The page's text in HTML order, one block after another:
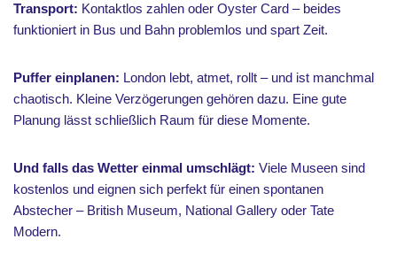
Transport: Kontaktlos zahlen oder Oyster Card – beides
funktioniert in Bus und Bahn problemlos und spart Zeit.
Puffer einplanen: London lebt, atmet, rollt – und ist manchmal
chaotisch. Kleine Verzögerungen gehören dazu. Eine gute
Planung lässt schließlich Raum für diese Momente.
Und falls das Wetter einmal umschlägt: Viele Museen sind
kostenlos und eignen sich perfekt für einen spontanen
Abstecher – British Museum, National Gallery oder Tate
Modern.